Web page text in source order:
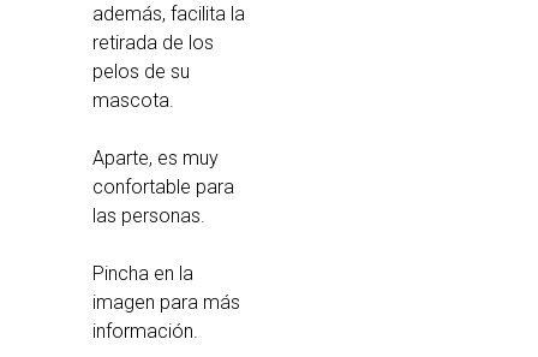
además, facilita la
retirada de los
pelos de su
mascota.
Aparte, es muy
confortable para
las personas.
Pincha en la
imagen para más
información.